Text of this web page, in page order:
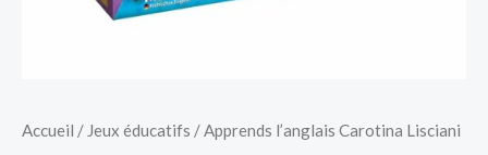
Accueil / Jeux éducatifs / Apprends l’anglais Carotina Lisciani